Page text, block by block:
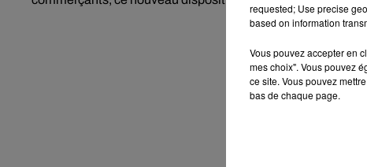
requested; Use precise
based on information
Vous pouvez accepter en
mes choix". Vous pouvez
ce site. Vous pouvez
bas de chaque page.